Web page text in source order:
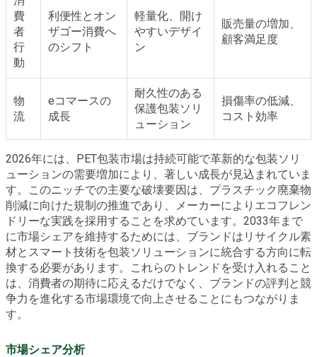
費
者
行
動
利便性とオン
ザゴー消費へ
のシフト
軽量化、開け
やすいデザイ
ン
販売量の増加、
顧客満足度
物
流
eコマースの
成長
耐久性のある
保護包装ソリ
ューション
損傷率の低減、
コスト効率
2026年には、PET包装市場は持続可能で革新的な包装ソリ
ューションの需要増加により、著しい成長が見込まれていま
す。このニッチでの主要な破壊要因は、プラスチック廃棄物
削減に向けた規制の推進であり、メーカーによりエコフレン
ドリーな実践を採用することを求めています。2033年まで
に市場シェアを維持するためには、ブランドはリサイクル素
材とスマート技術を包装ソリューションに統合する方向に転
換する必要があります。これらのトレンドを受け入れること
は、消費者の期待に応えるだけでなく、ブランドの評判と競
争力を進化する市場環境で向上させることにもつながりま
す。
市場シェア分析